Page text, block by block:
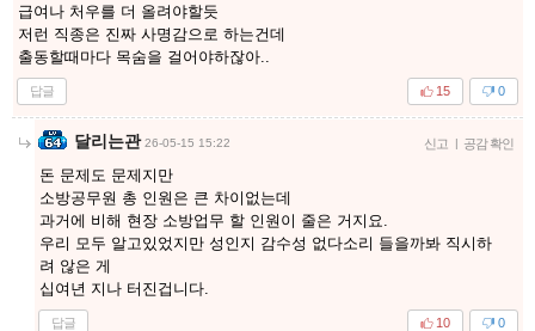
급여나 처우를 더 올려야할듯
저런 직종은 진짜 사명감으로 하는건데
출동할때마다 목숨을 걸어야하잖아..
답글 0
15
달리는관 26-05-15 15:22 신고 | 공감 확인
돈 문제도 문제지만
소방공무원 총 인원은 큰 차이없는데
과거에 비해 현장 소방업무 할 인원이 줄은 거지요.
우리 모두 알고있었지만 성인지 감수성 없다소리 들을까봐 직시하
려 않은 게
십여년 지나 터진겁니다.
답글 0
10